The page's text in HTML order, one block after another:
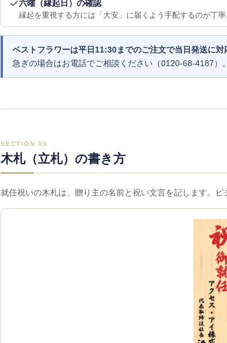
六曜（縁起日）の確認
縁起を重視する方には「大安」に届くよう手配するのが丁
ベストフラワーは平日11:30までのご注文で当日発送に対
急ぎの場合はお電話でご相談ください（0120-68-4187）。
SECTION 03
木札（立札）の書き方
就任祝いの木札は、贈り主の名前と祝い文言を記します。